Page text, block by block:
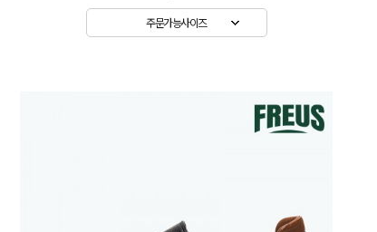
주문가능사이즈